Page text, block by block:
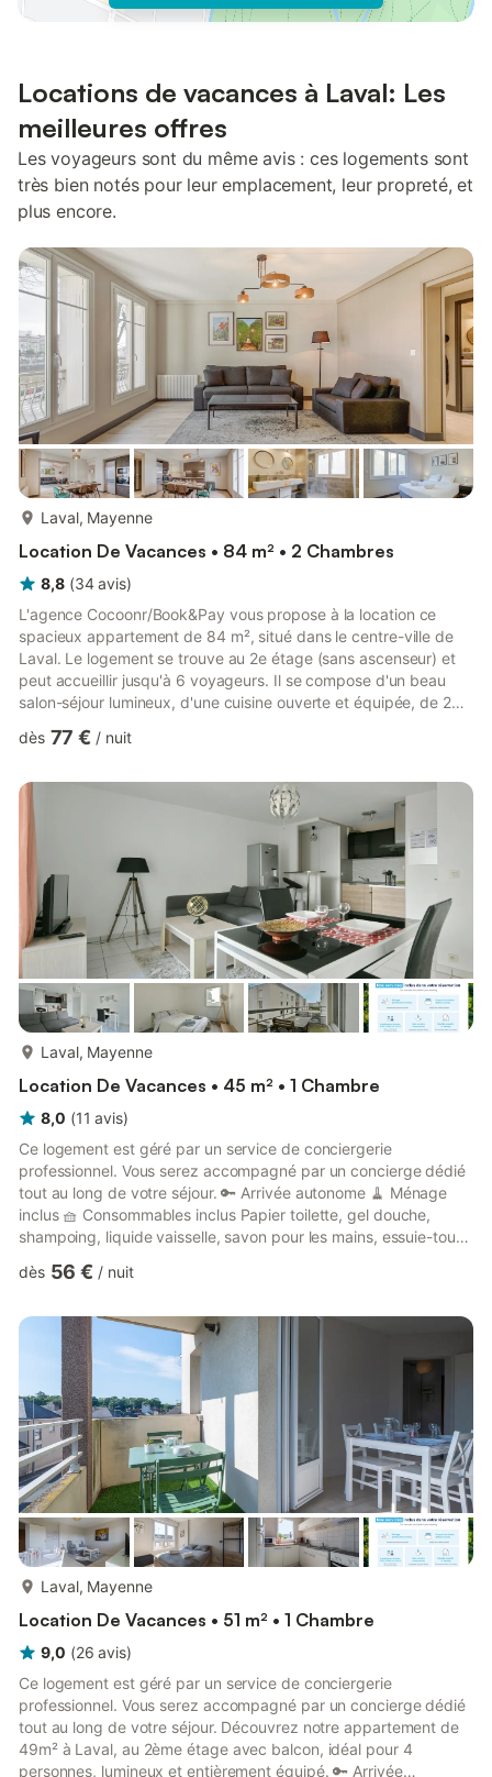
Locations de vacances à Laval: Les
meilleures offres
Les voyageurs sont du même avis : ces logements sont
très bien notés pour leur emplacement, leur propreté, et
plus encore.
Laval, Mayenne
Location De Vacances • 84 m² • 2 Chambres
8,8 (34 avis)
L'agence Cocoonr/Book&Pay vous propose à la location ce
spacieux appartement de 84 m², situé dans le centre-ville de
Laval. Le logement se trouve au 2e étage (sans ascenseur) et
peut accueillir jusqu'à 6 voyageurs. Il se compose d'un beau
salon-séjour lumineux, d'une cuisine ouverte et équipée, de 2
séparé. Le linge de lit et les serviettes sont inclus. Nous
manière suivante: - Pièce de vie avec un canapé-lit et une TV
connectées (possibilité de se connecter à Netflix, ...
dès 77 € / nuit
Laval, Mayenne
Location De Vacances • 45 m² • 1 Chambre
8,0 (11 avis)
Ce logement est géré par un service de conciergerie
professionnel. Vous serez accompagné par un concierge dédié
tout au long de votre séjour. 🔑 Arrivée autonome 🧹 Ménage
inclus 🧺 Consommables inclus Papier toilette, gel douche,
shampoing, liquide vaisselle, savon pour les mains, essuie-tout,
thé 🛏️ Linge de lit inclus 🛁Linge de bain inclus 🛜 Wifi inclus 🚗
votre séjour Composition du logement : 🔹Cuisine ouverte :
plaques vitrocéramiques, réfrigérateur, congélateu...
dès 56 € / nuit
Laval, Mayenne
Location De Vacances • 51 m² • 1 Chambre
9,0 (26 avis)
Ce logement est géré par un service de conciergerie
professionnel. Vous serez accompagné par un concierge dédié
tout au long de votre séjour. Découvrez notre appartement de
49m² à Laval, au 2ème étage avec balcon, idéal pour 4
personnes, lumineux et entièrement équipé. 🔑 Arrivée